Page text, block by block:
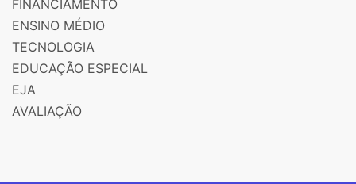
FINANCIAMENTO
ENSINO MÉDIO
TECNOLOGIA
EDUCAÇÃO ESPECIAL
EJA
AVALIAÇÃO